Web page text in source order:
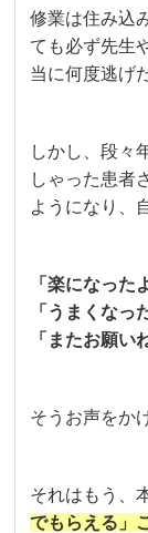
修業は住み込
ても必ず先生
当に何度逃げ
しかし、段々
しゃった患者
ようになり、
「楽になった
「うまくなっ
「またお願い
そうお声をか
それはもう、
でもらえる」